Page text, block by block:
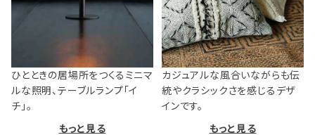
ひとときの居場所をつくるミニマ
ルな照明、テーブルランプ「イ
チ」。
もっと見る
カジュアルな風合いながらも伝
統やクラシックさを感じるデザ
インです。
もっと見る